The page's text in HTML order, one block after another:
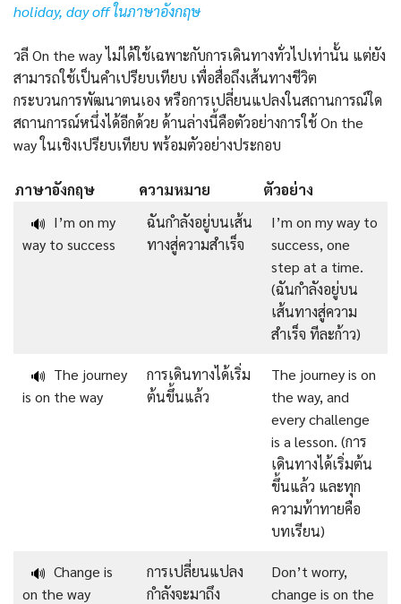
holiday, day off ในภาษาอังกฤษ
วลี On the way ไม่ได้ใช้เฉพาะกับการเดินทางทั่วไปเท่านั้น แต่ยัง
สามารถใช้เป็นคำเปรียบเทียบ เพื่อสื่อถึงเส้นทางชีวิต
กระบวนการพัฒนาตนเอง หรือการเปลี่ยนแปลงในสถานการณ์ใด
สถานการณ์หนึ่งได้อีกด้วย ด้านล่างนี้คือตัวอย่างการใช้ On the
way ในเชิงเปรียบเทียบ พร้อมตัวอย่างประกอบ
ภาษาอังกฤษ ความหมาย
ตัวอย่าง
🔊 I’m on my
way to success
ฉันกำลังอยู่บนเส้น
ทางสู่ความสำเร็จ
I’m on my way to
success, one
step at a time.
(ฉันกำลังอยู่บน
เส้นทางสู่ความ
สำเร็จ ทีละก้าว)
🔊 The journey
is on the way
การเดินทางได้เริ่ม
ต้นขึ้นแล้ว
The journey is on
the way, and
every challenge
is a lesson. (การ
เดินทางได้เริ่มต้น
ขึ้นแล้ว และทุก
ความท้าทายคือ
บทเรียน)
🔊 Change is
on the way
การเปลี่ยนแปลง
กำลังจะมาถึง
Don’t worry,
change is on the